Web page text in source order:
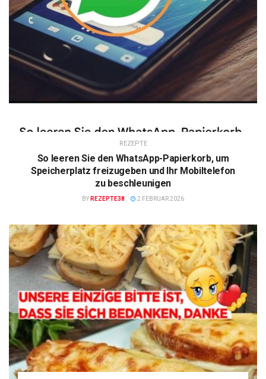
REZEPTE
So leeren Sie den WhatsApp-Papierkorb, um
Speicherplatz freizugeben und Ihr Mobiltelefon
zu beschleunigen
BY REZEPTE38 2 FEBRUAR 2026